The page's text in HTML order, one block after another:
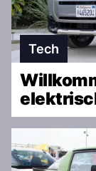
Tech